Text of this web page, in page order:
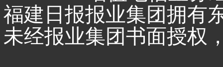
福建日报报业集团拥有
未经报业集团书面授权